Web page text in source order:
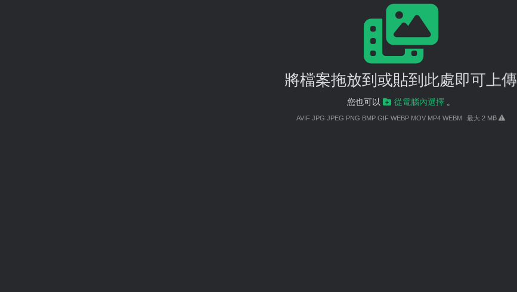
將檔案拖放到或貼到此處即可上傳
您也可以 從電腦內選擇。
AVIF JPG JPEG PNG BMP GIF WEBP MOV MP4 WEBM 最大 2 MB